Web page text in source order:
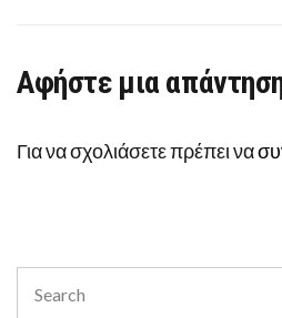
Αφήστε μια
Για να σχολιάσετε πρέπει να
for: